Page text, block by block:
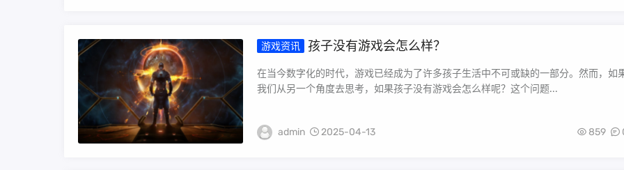
游戏资讯 孩子没有游戏会怎么样？
在当今数字化的时代，游戏已经成为了许多孩子生活中不可或缺的一部分。然而，如
我们从另一个角度去思考，如果孩子没有游戏会怎么样呢？这个问题...
admin 2025-04-13 859